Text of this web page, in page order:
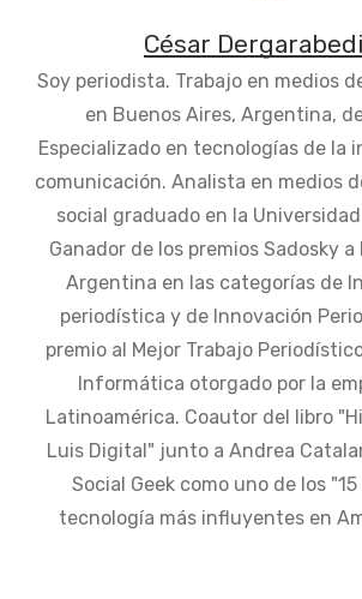
César
Soy periodista. Trabajo en medios
en Buenos Aires, Argentina,
Especializado en tecnologías de la
comunicación. Analista en medios
social graduado en la
Ganador de los premios Sadosky
Argentina en las categorías de
periodística y de Innovación
premio al Mejor Trabajo
Informática otorgado por la
Latinoamérica. Coautor del libro
Luis Digital" junto a Andrea
Social Geek como uno de los
tecnología más influyentes en